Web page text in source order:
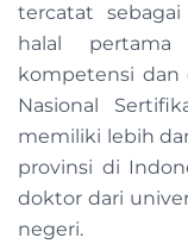
tercatat
halal
kompetensi dan
Nasional
memiliki lebih
provinsi di
doktor dari
negeri.